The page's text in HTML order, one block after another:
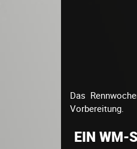
Das
Vorbereitung.
EIN WM-